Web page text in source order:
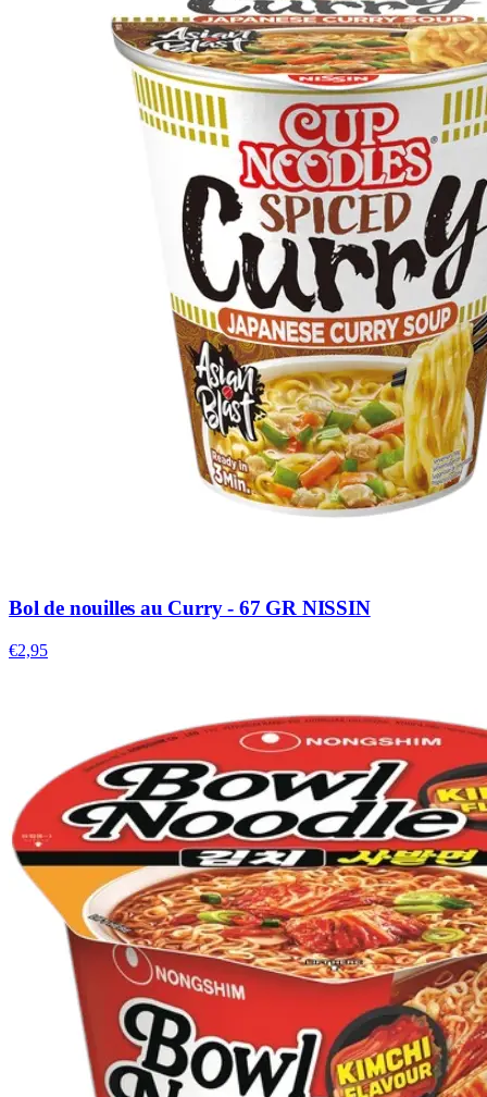
Bol de nouilles au Curry - 67 GR NISSIN
€2,95